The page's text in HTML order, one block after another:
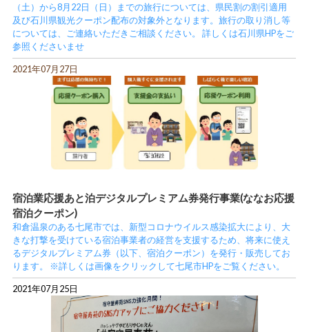
（土）から8月22日（日）までの旅行については、県民割の割引適用
及び石川県観光クーポン配布の対象外となります。旅行の取り消し等
については、ご連絡いただきご相談ください。 詳しくは石川県HPをご
参照くださいませ
2021年07月27日
宿泊業応援あと泊デジタルプレミアム券発行事業(ななお応援
宿泊クーポン)
和倉温泉のある七尾市では、新型コロナウイルス感染拡大により、大
きな打撃を受けている宿泊事業者の経営を支援するため、将来に使え
るデジタルプレミアム券（以下、宿泊クーポン）を発行・販売してお
ります。 ※詳しくは画像をクリックして七尾市HPをご覧ください。
2021年07月25日